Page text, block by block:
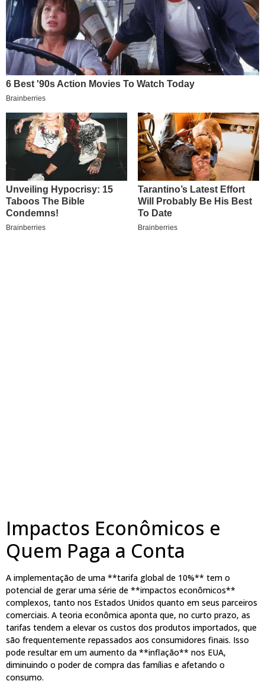
Impactos Econômicos e
Quem Paga a Conta
A implementação de uma **tarifa global de 10%** tem o
potencial de gerar uma série de **impactos econômicos**
complexos, tanto nos Estados Unidos quanto em seus parceiros
comerciais. A teoria econômica aponta que, no curto prazo, as
tarifas tendem a elevar os custos dos produtos importados, que
são frequentemente repassados aos consumidores finais. Isso
pode resultar em um aumento da **inflação** nos EUA,
diminuindo o poder de compra das famílias e afetando o
consumo.